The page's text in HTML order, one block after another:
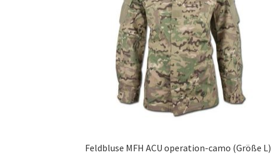
Feldbluse MFH ACU operation-camo (Größe L)